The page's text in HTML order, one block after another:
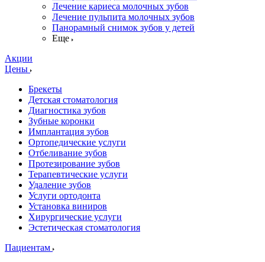
Лечение кариеса молочных зубов
Лечение пульпита молочных зубов
Панорамный снимок зубов у детей
Еще
Акции
Цены
Брекеты
Детская стоматология
Диагностика зубов
Зубные коронки
Имплантация зубов
Ортопедические услуги
Отбеливание зубов
Протезирование зубов
Терапевтические услуги
Удаление зубов
Услуги ортодонта
Установка виниров
Хирургические услуги
Эстетическая стоматология
Пациентам